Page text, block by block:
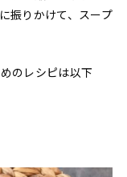
振りかけて、スープ
のレシピは以下